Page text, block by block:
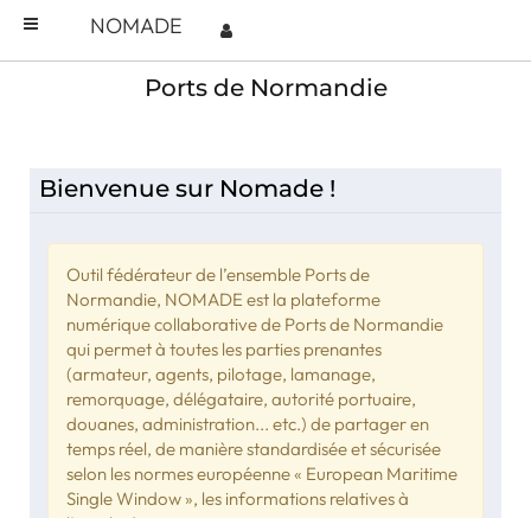
NOMADE
Ports de Normandie
Bienvenue sur Nomade !
Outil fédérateur de l’ensemble Ports de
Normandie, NOMADE est la plateforme
numérique collaborative de Ports de Normandie
qui permet à toutes les parties prenantes
(armateur, agents, pilotage, lamanage,
remorquage, délégataire, autorité portuaire,
douanes, administration... etc.) de partager en
temps réel, de manière standardisée et sécurisée
selon les normes européenne « European Maritime
Single Window », les informations relatives à